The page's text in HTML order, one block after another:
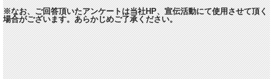
※なお、ご回答頂いたアンケートは当社HP、宣伝活動にて使用させて頂く
場合がございます。あらかじめご了承ください。